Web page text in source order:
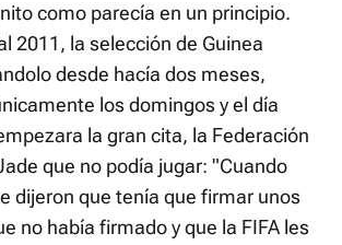
como parecía en un principio.
2011, la selección de Guinea
desde hacía dos meses,
los domingos y el día
la gran cita, la Federación
que no podía jugar: "Cuando
dijeron que tenía que firmar unos
no había firmado y que la FIFA les